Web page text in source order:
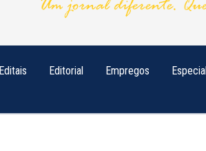
Editais Editorial Empregos Especial